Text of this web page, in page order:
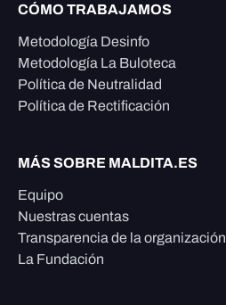
CÓMO TRABAJAMOS
Metodología Desinfo
Metodología La Buloteca
Política de Neutralidad
Política de Rectificación
MÁS SOBRE MALDITA.ES
Equipo
Nuestras cuentas
Transparencia de la organización
La Fundación